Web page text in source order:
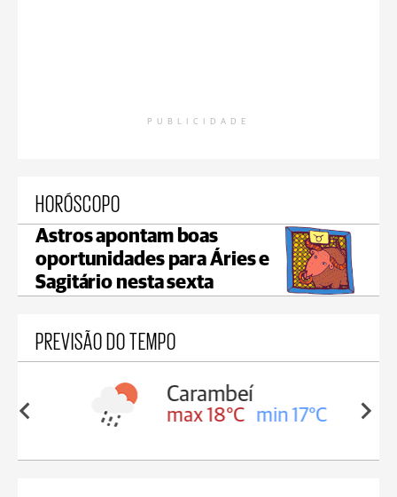
PUBLICIDADE
HORÓSCOPO
Astros apontam boas
oportunidades para Áries e
Sagitário nesta sexta
PREVISÃO DO TEMPO
18°C
Carambeí
max 18°C min 17°C